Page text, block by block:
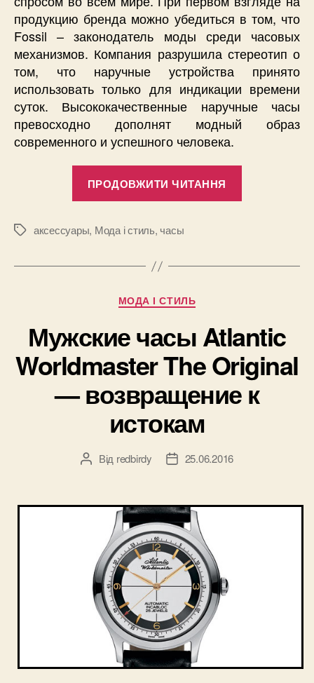
продукцию бренда можно убедиться в том, что
Fossil – законодатель моды среди часовых
механизмов. Компания разрушила стереотип о
том, что наручные устройства принято
использовать только для индикации времени
суток. Высококачественные наручные часы
превосходно дополнят модный образ
современного и успешного человека.
ПРОДОВЖИТИ ЧИТАННЯ
и
Позначки
аксессуары, Мода і стиль, часы
Категорії
МОДА І СТИЛЬ
Мужские часы Atlantic
Worldmaster The Original
— возвращение к
истокам
Автор
Від redbirdy
Дата25.06.2016